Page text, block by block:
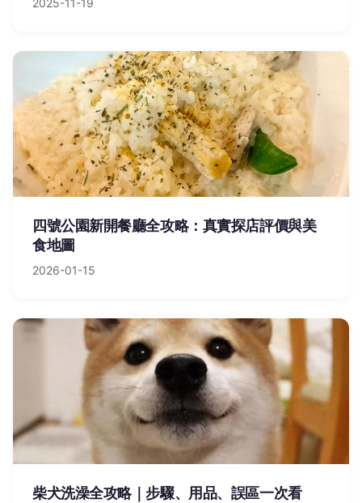
2025-11-19
四號公園新開餐廳全攻略：真實探店評價與美
食地圖
2026-01-15
柴犬洗澡全攻略｜步驟、用品、誤區一次看